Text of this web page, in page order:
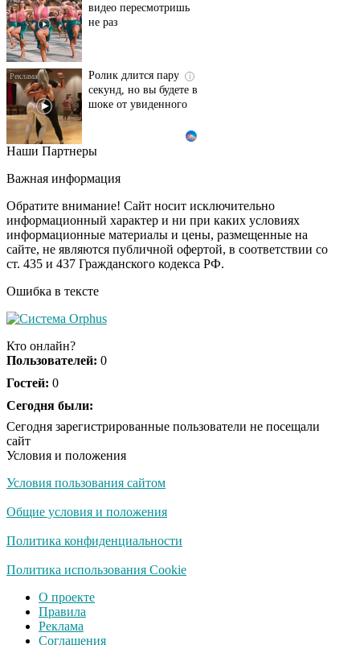
видео пересмотришь
не раз
i
Ролик длится пару
секунд, но вы будете в
шоке от увиденного
Ролик из Омска: вы
i
Королева вагона
отожгла! Видео не
оставит равнодушным
Наши Партнеры
Важная информация
Обратите внимание! Сайт носит исключительно
информационный характер и ни при каких условиях
информационные материалы и цены, размещенные на
сайте, не являются публичной офертой, в соответствии со
ст. 435 и 437 Гражданского кодекса РФ.
Ошибка в тексте
Кто онлайн?
Пользователей: 0
Гостей: 0
Сегодня были:
Сегодня зарегистрированные пользователи не посещали
сайт
Условия и положения
Условия пользования сайтом
Общие условия и положения
Политика конфиденциальности
Политика использования Cookie
О проекте
Правила
Реклама
Соглашения